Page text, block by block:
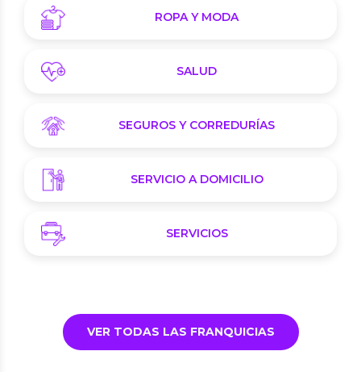
ROPA Y MODA
SALUD
SEGUROS Y CORREDURÍAS
SERVICIO A DOMICILIO
SERVICIOS
VER TODAS LAS FRANQUICIAS